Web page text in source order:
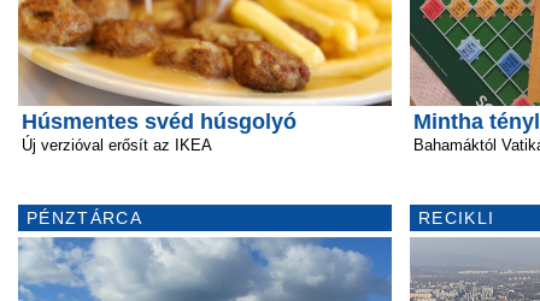
Húsmentes svéd húsgolyó
Új verzióval erősít az IKEA
PÉNZTÁRCA
Mintha
Bahamáktól
RECIKLI